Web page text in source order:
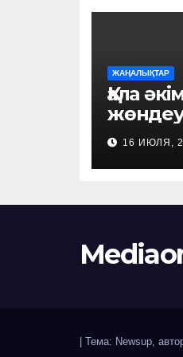
ЖАҢАЛЫҚТАР
Қала
жатқан
16 ИЮЛЯ,
Тема: Newsup,